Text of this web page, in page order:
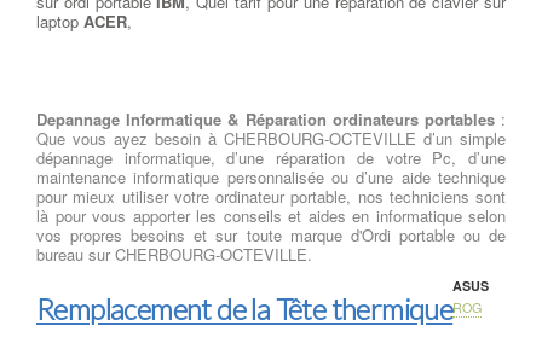
laptop ACER,
Depannage Informatique & Réparation ordinateurs portables:
Que vous ayez besoin à CHERBOURG-OCTEVILLE d’un simple
dépannage informatique, d’une réparation de votre Pc, d’une
maintenance informatique personnalisée ou d’une aide technique
pour mieux utiliser votre ordinateur portable, nos techniciens sont
là pour vous apporter les conseils et aides en informatique selon
vos propres besoins et sur toute marque d'Ordi portable ou de
bureau sur CHERBOURG-OCTEVILLE.
Remplacement de la Tête thermique
ASUS
ROG